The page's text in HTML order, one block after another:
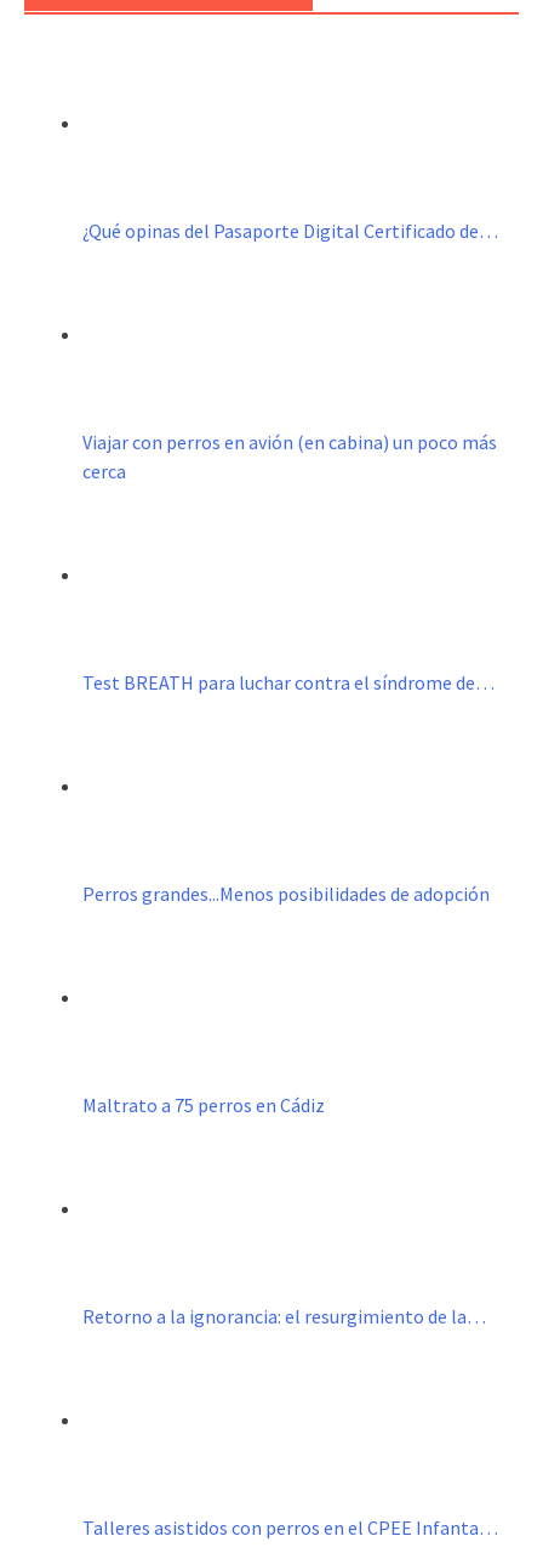
¿Qué opinas del Pasaporte Digital Certificado de…
Viajar con perros en avión (en cabina) un poco más
cerca
Test BREATH para luchar contra el síndrome de…
Perros grandes...Menos posibilidades de adopción
Maltrato a 75 perros en Cádiz
Retorno a la ignorancia: el resurgimiento de la…
Talleres asistidos con perros en el CPEE Infanta…